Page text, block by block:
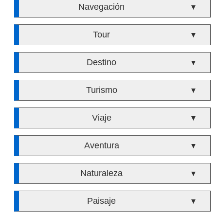
Navegación ▼
Tour ▼
Destino ▼
Turismo ▼
Viaje ▼
Aventura ▼
Naturaleza ▼
Paisaje ▼